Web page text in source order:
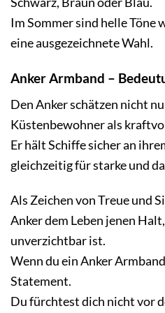
Im Winter empfehlen sich
Schwarz, Braun oder Blau.
Im Sommer sind helle Töne
eine ausgezeichnete Wahl.
Anker Armband –
Den Anker schätzen nicht
Küstenbewohner als
Er hält Schiffe sicher an
gleichzeitig für starke und
Als Zeichen von Treue und
Anker dem Leben jenen
unverzichtbar ist.
Wenn du ein Anker
Statement.